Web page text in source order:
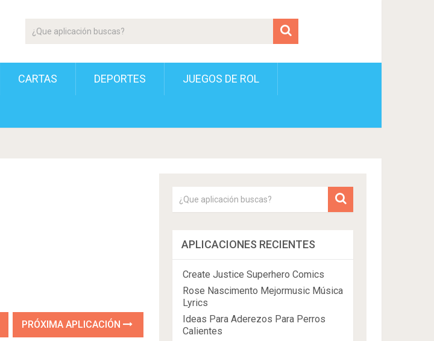
CARTAS DEPORTES JUEGOS DE ROL
PRÓXIMA APLICACIÓN
APLICACIONES RECIENTES
Create Justice Superhero Comics
Rose Nascimento Mejormusic Música
Lyrics
Ideas Para Aderezos Para Perros
Calientes